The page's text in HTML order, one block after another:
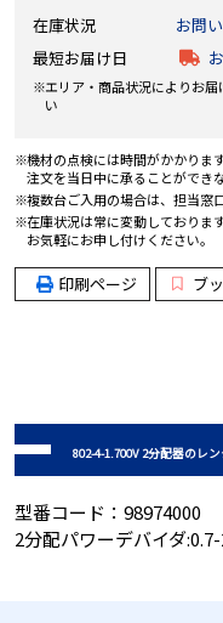
在庫状況
お問
最短お届け日
エリア・商品状況によりお
い
機材の点検には時間がかかりま
注文を当日中に承ることができ
複数台ご入用の場合は、担当窓
在庫状況は常に変動しておりま
お気軽にお申し付けください。
印刷ページ ブ
802-4-1.700V 2分配器のレ
型番コード：98974000
2分配パワーデバイダ